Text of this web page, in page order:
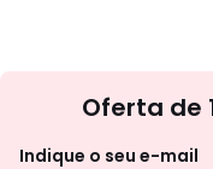
Oferta de
Indique o seu e-mail